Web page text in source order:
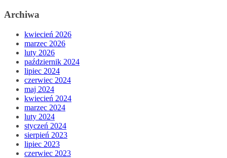
Archiwa
kwiecień 2026
marzec 2026
luty 2026
październik 2024
lipiec 2024
czerwiec 2024
maj 2024
kwiecień 2024
marzec 2024
luty 2024
styczeń 2024
sierpień 2023
lipiec 2023
czerwiec 2023